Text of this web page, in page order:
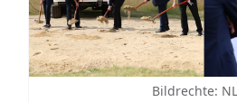
Bildrechte: